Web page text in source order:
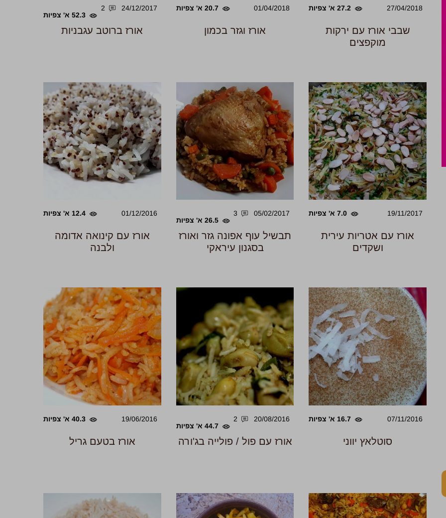
27/04/2018 27.2 א' צפיות
שבבי אורז עם ירקות
מוקפצים
01/04/2018 20.7 א' צפיות
אורז וגזר בכמון
24/12/2017
2
52.3 א' צפיות
אורז ברוטב עגבניות
19/11/2017 7.0 א' צפיות
אורז עם אטריות עירית
ושקדים
05/02/2017
3
26.5 א' צפיות
תבשיל עוף אפונה גזר ואורז
בסגנון עיראקי
01/12/2016 12.4 א' צפיות
אורז עם קינואה אדומה
ולבנה
07/11/2016 16.7 א' צפיות
סוטלאץ יווני
20/08/2016
2
44.7 א' צפיות
אורז עם פול / פולייה בג'ורה
19/06/2016 40.3 א' צפיות
אורז בטעם גריל